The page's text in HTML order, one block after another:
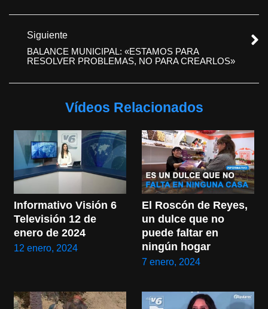
Siguiente
BALANCE MUNICIPAL: «ESTAMOS PARA
RESOLVER PROBLEMAS, NO PARA CREARLOS»
Vídeos Relacionados
Informativo Visión 6
Televisión 12 de
enero de 2024
12 enero, 2024
El Roscón de Reyes,
un dulce que no
puede faltar en
ningún hogar
7 enero, 2024